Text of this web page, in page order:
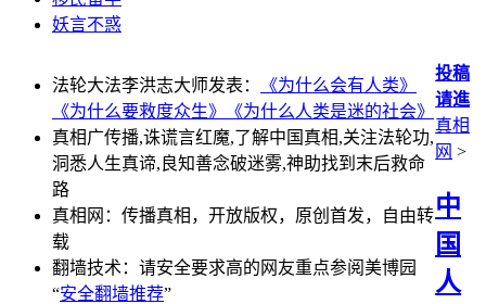
妖言不惑
法轮大法李洪志大师发表：
《为什么会有人类》
《为什么要救度众生》
《为什么人类是迷的社会》
真相广传播,诛谎言红魔,了解中国真相,关注法轮功,
洞悉人生真谛,良知善念破迷雾,神助找到末后救命
路
真相网：传播真相，开放版权，原创首发，自由转
载
翻墙技术：请安全要求高的网友重点参阅美博园
“安全翻墙推荐”
投稿
请進
真相
网 >
中
国
人